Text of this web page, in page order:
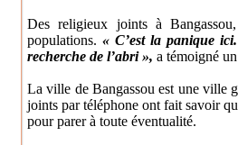
Des religieux joints à
populations.« C’est la panique
recherche de l’abri », a témoigné
La ville de Bangassou est une ville
joints par téléphone ont fait savoir
pour parer à toute éventualité.